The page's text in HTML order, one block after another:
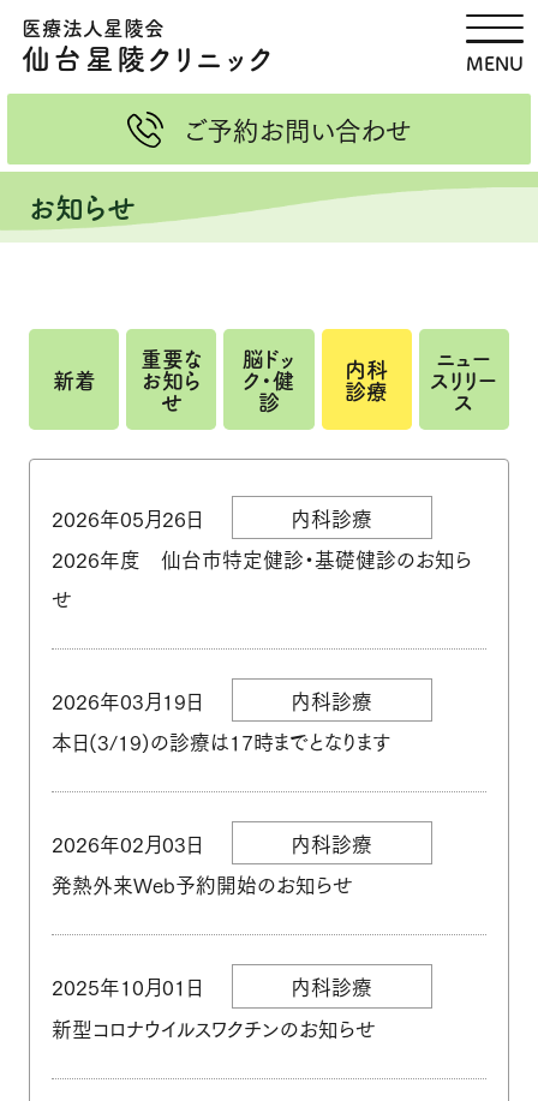
医療法人星陵会
仙台星陵クリニック MENU
脳ドック・健診
新着情報
当院ドックの特徴
健診のご案内
求
内科診療のご案内
内科診療（外来担当スケジュー
ル）
健康管理外来
禁煙外来
クリニック概要
院長・医師の紹介
設備紹介（検査機器）
ご予約・お問い合わせ
画像検査 MRI・CT
MRI検査
CT検査
紹介状をお持ちの方へ
医療関係者の皆さまへ
造影剤・造影検査の説明
ご予約から結果お渡しまでの流
れ
星陵クリニックグループ
居宅介護支援事務所
こんな症状でお悩みの方
へ
ご予約お問い合わせ
お知らせ
新着
重要な
お知ら
せ
脳ドッ
ク・健
診
内科
診療
ニュー
スリリー
ス
2026年05月26日
内科診療
2026年度 仙台市特定健診・基礎健診のお知ら
せ
2026年03月19日
内科診療
本日(3/19)の診療は17時までとなります
2026年02月03日
内科診療
発熱外来Web予約開始のお知らせ
2025年10月01日
内科診療
新型コロナウイルスワクチンのお知らせ